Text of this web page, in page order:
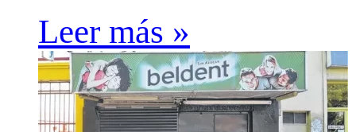
Leer más »